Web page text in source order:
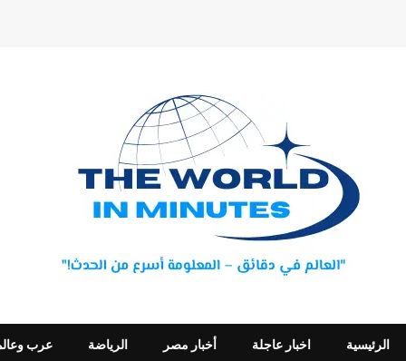
الرئيسية اخبار عاجلة أخبار مصر الرياضة عرب